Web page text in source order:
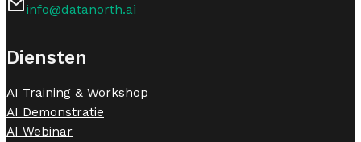
info@datanorth.ai
Diensten
AI Training & Workshop
AI Demonstratie
AI Webinar